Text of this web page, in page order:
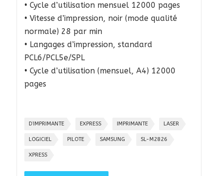
• Cycle d’utilisation mensuel 12000 pages
• Vitesse d’impression, noir (mode qualité
normale) 28 par min
• Langages d’impression, standard
PCL6/PCL5e/SPL
• Cycle d’utilisation (mensuel, A4) 12000
pages
D’IMPRIMANTE EXPRESS IMPRIMANTE LASER
LOGICIEL PILOTE SAMSUNG SL-M2826
XPRESS